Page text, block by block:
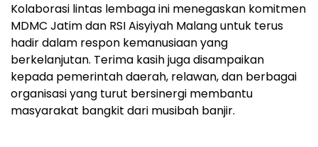
Kolaborasi lintas lembaga ini menegaskan komitmen
MDMC Jatim dan RSI Aisyiyah Malang untuk terus
hadir dalam respon kemanusiaan yang
berkelanjutan. Terima kasih juga disampaikan
kepada pemerintah daerah, relawan, dan berbagai
organisasi yang turut bersinergi membantu
masyarakat bangkit dari musibah banjir.